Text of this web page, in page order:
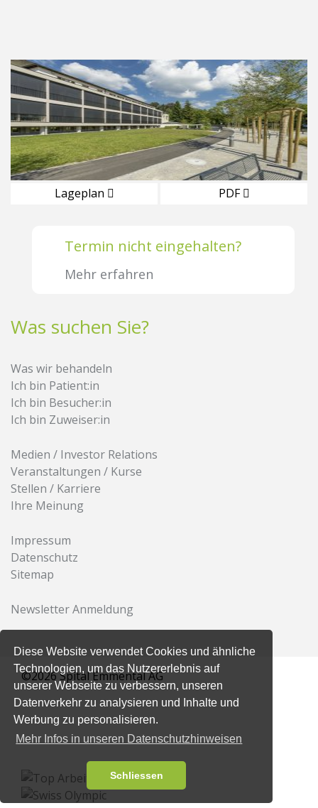
Diese Website verwendet Cookies und ähnliche
Technologien, um das Nutzererlebnis auf
unserer Webseite zu verbessern, unseren
Datenverkehr zu analysieren und Inhalte und
Werbung zu personalisieren.
Mehr Infos in unseren Datenschutzhinweisen
Schliessen
Lageplan PDF
Termin nicht eingehalten?
Mehr erfahren
Was suchen Sie?
Was wir behandeln
Ich bin Patient:in
Ich bin Besucher:in
Ich bin Zuweiser:in
Medien / Investor Relations
Veranstaltungen / Kurse
Stellen / Karriere
Ihre Meinung
Impressum
Datenschutz
Sitemap
Newsletter Anmeldung
©2026 Spital Emmental AG